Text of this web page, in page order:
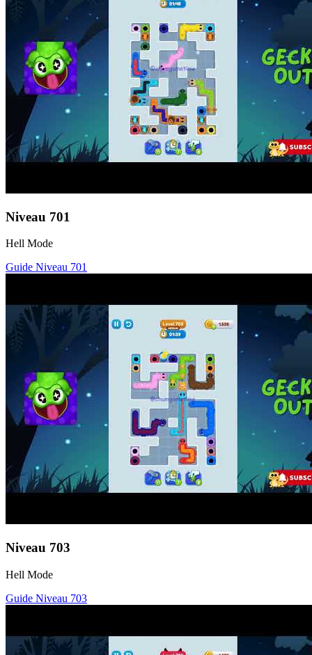
Niveau 701
Hell Mode
Guide Niveau 701
Niveau 703
Hell Mode
Guide Niveau 703